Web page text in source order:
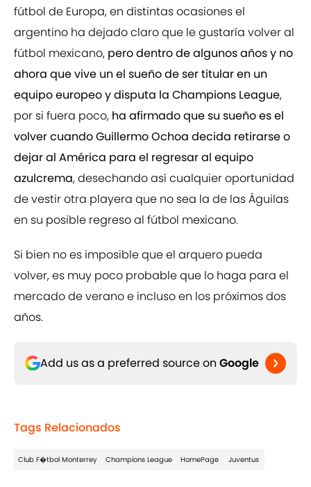
fútbol de Europa, en distintas ocasiones el
argentino ha dejado claro que le gustaría volver al
fútbol mexicano, pero dentro de algunos años y no
ahora que vive un el sueño de ser titular en un
equipo europeo y disputa la Champions League,
por si fuera poco, ha afirmado que su sueño es el
volver cuando Guillermo Ochoa decida retirarse o
dejar al América para el regresar al equipo
azulcrema, desechando así cualquier oportunidad
de vestir otra playera que no sea la de las Águilas
en su posible regreso al fútbol mexicano.
Si bien no es imposible que el arquero pueda
volver, es muy poco probable que lo haga para el
mercado de verano e incluso en los próximos dos
años.
Add us as a preferred source on Google
Tags Relacionados
Club F�tbol Monterrey Champions League HomePage Juventus